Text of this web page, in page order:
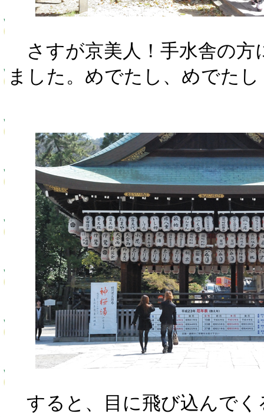
さすが京美人！手水舎の方
ました。めでたし、めでたし
すると、目に飛び込んでく